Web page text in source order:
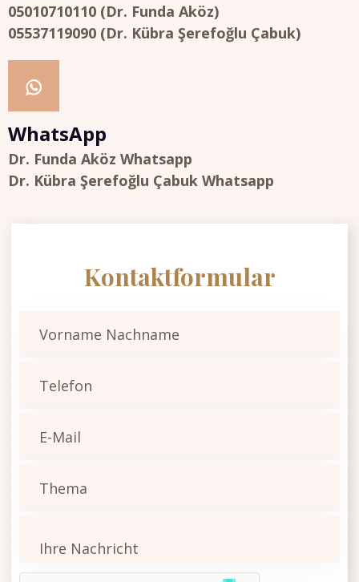
05010710110 (Dr. Funda Aköz)
05537119090 (Dr. Kübra Şerefoğlu Çabuk)
WhatsApp
Dr. Funda Aköz Whatsapp
Dr. Kübra Şerefoğlu Çabuk Whatsapp
Kontaktformular